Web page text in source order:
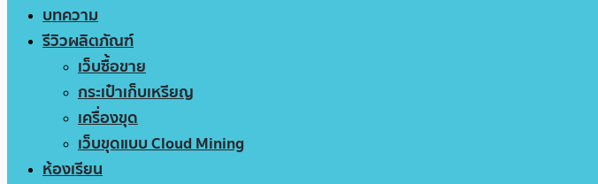
บทความ
รีวิวผลิตภัณฑ์
เว็บซื้อขาย
กระเป๋าเก็บเหรียญ
เครื่องขุด
เว็บขุดแบบ Cloud Mining
ห้องเรียน